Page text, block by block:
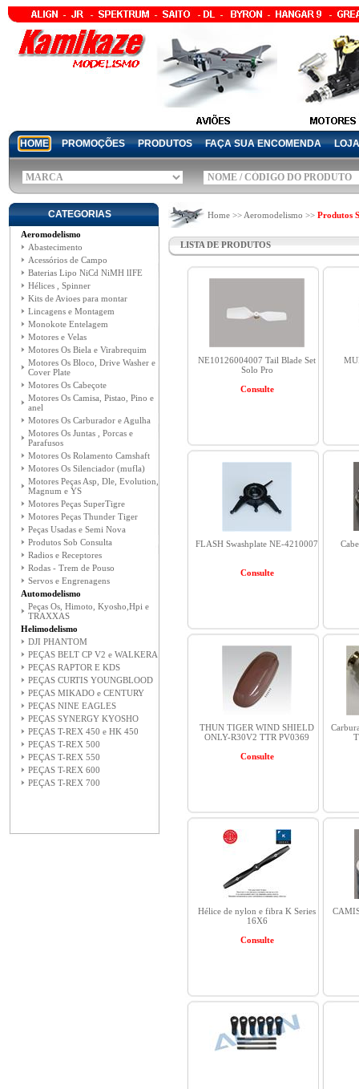
HOME PROMOÇÕES PRODUTOS FAÇA SUA ENCOMENDA LOJA
CATEGORIAS
Aeromodelismo
Abastecimento
Acessórios de Campo
Baterias Lipo NiCd NiMH lIFE
Hélices , Spinner
Kits de Avioes para montar
Lincagens e Montagem
Monokote Entelagem
Motores e Velas
Motores Os Biela e Virabrequim
Motores Os Bloco, Drive Washer e
Cover Plate
Motores Os Cabeçote
Motores Os Camisa, Pistao, Pino e
anel
Motores Os Carburador e Agulha
Motores Os Juntas , Porcas e
Parafusos
Motores Os Rolamento Camshaft
Motores Os Silenciador (mufla)
Motores Peças Asp, Dle, Evolution,
Magnum e YS
Motores Peças SuperTigre
Motores Peças Thunder Tiger
Peças Usadas e Semi Nova
Produtos Sob Consulta
Radios e Receptores
Rodas - Trem de Pouso
Servos e Engrenagens
Automodelismo
Peças Os, Himoto, Kyosho,Hpi e
TRAXXAS
Helimodelismo
DJI PHANTOM
PEÇAS BELT CP V2 e WALKERA
PEÇAS RAPTOR E KDS
PEÇAS CURTIS YOUNGBLOOD
PEÇAS MIKADO e CENTURY
PEÇAS NINE EAGLES
PEÇAS SYNERGY KYOSHO
PEÇAS T-REX 450 e HK 450
PEÇAS T-REX 500
PEÇAS T-REX 550
PEÇAS T-REX 600
PEÇAS T-REX 700
Home >> Aeromodelismo >> Produtos
LISTA DE PRODUTOS
NE10126004007 Tail Blade Set
Solo Pro
Consulte
FLASH Swashplate NE-4210007
Consulte
THUN TIGER WIND SHIELD
ONLY-R30V2 TTR PV0369
Consulte
Hélice de nylon e fibra K Series
16X6
Consulte